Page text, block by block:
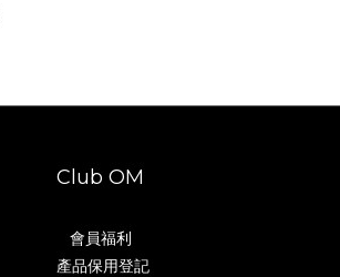
Club OM
會員福利
產品保用登記